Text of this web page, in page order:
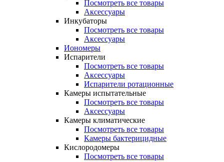
Посмотреть все товары
Аксессуары
Инкубаторы
Посмотреть все товары
Аксессуары
Иономеры
Испарители
Посмотреть все товары
Аксессуары
Испарители ротационные
Камеры испытательные
Посмотреть все товары
Аксессуары
Камеры климатические
Посмотреть все товары
Камеры бактерицидные
Кислородомеры
Посмотреть все товары